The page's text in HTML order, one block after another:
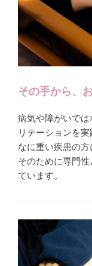
その手から、
病気や障がいでは
リテーションを
なに重い疾患の方
そのために専門
ています。